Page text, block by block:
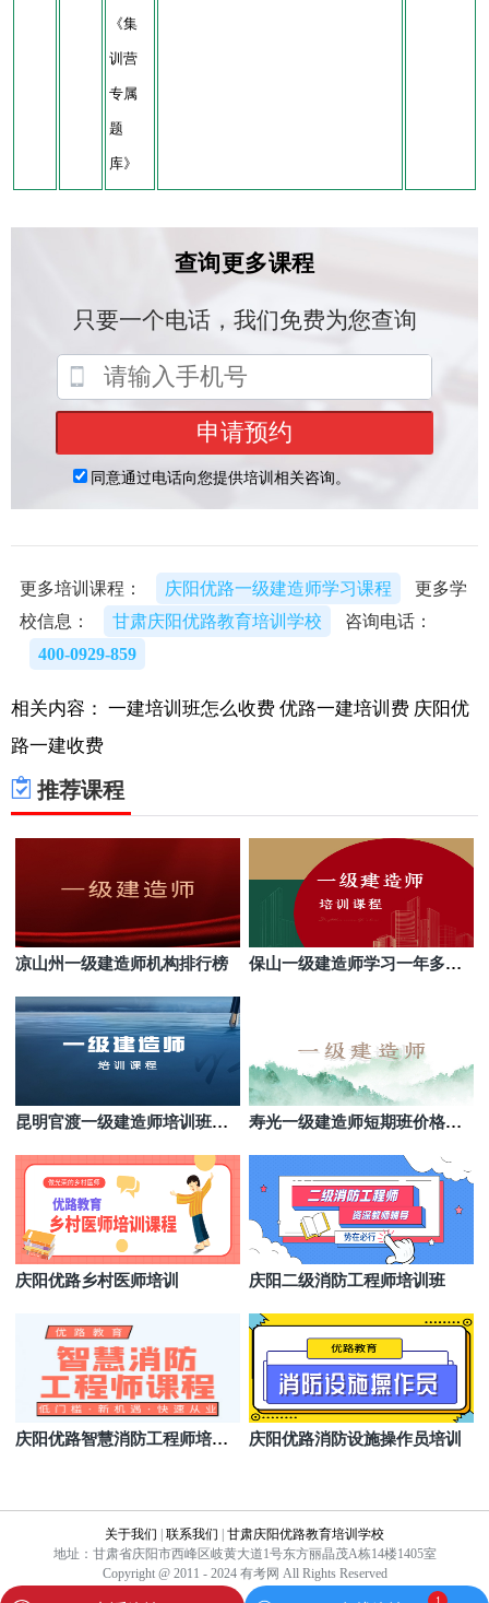
《集
训营
专属
题
库》
更多培训课程： 庆阳优路一级建造师学习课程
更多学
校信息：
甘肃庆阳优路教育培训学校
咨询电话：
400-0929-859
相关内容： 一建培训班怎么收费 优路一建培训费 庆阳优
路一建收费
推荐课程
凉山州一级建造师机构排行榜
保山一级建造师学习一年多少
昆明官渡一级建造师培训班怎
寿光一级建造师短期班价格多
庆阳优路乡村医师培训 庆阳二级消防工程师培训班
庆阳优路智慧消防工程师培训
庆阳优路消防设施操作员培训
关于我们 联系我们
甘肃庆阳优路教育培训学校
地址：甘肃省庆阳市西峰区岐黄大道1号东方丽晶茂A栋14楼1405室
Copyright @ 2011 - 2024 有考网 All Rights Reserved
1